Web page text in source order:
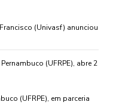
(Univasf) anunciou
(UFRPE), abre 2
(UFRPE), em parceria